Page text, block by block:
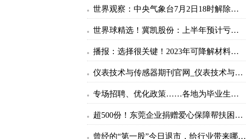
世界观察：中央气象台7月2日18时解除高温黄色预警
世界球精选！冀凯股份：上半年预计亏损1600万元–2100万元
播报：选择很关键！2023年可降解材料股票概念有哪些？（7月2日）
仪表技术与传感器期刊官网_仪表技术与传感器官网
专场招聘、优化政策……各地为毕业生就业创业保驾护航 环球观天下
超500份！东莞企业捐赠爱心保障帮扶困难人群_全球快讯
曾经的“第一股”今日退市，给行业带来哪些思考？